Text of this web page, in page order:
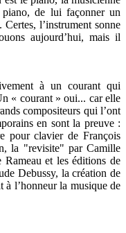
de lui façonner un
l’instrument sonne
aujourd’hui, mais il
à un courant qui
« courant » oui... car elle
compositeurs qui l’ont
en sont la preuve :
pour clavier de François
la "revisite" par Camille
Rameau et les éditions de
Debussy, la création de
à l’honneur la musique de